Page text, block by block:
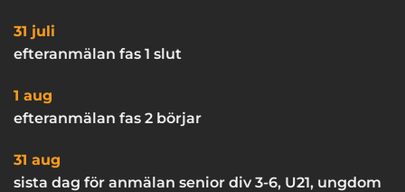
31 juli
efteranmälan fas 1 slut
1 aug
efteranmälan fas 2 börjar
31 aug
sista dag för anmälan senior div 3-6, U21, ungdom